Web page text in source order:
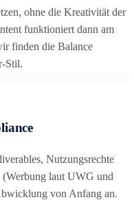
ohne die Kreativität der
funktioniert dann am
finden die Balance
Stil.
Nutzungsrechte
laut UWG und
von Anfang an.